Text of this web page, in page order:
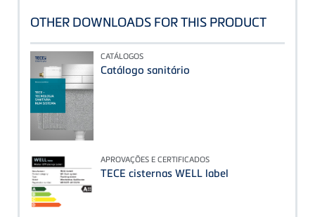
OTHER DOWNLOADS FOR THIS PRODUCT
CATÁLOGOS
Catálogo sanitário
APROVAÇÕES E CERTIFICADOS
TECE cisternas WELL label